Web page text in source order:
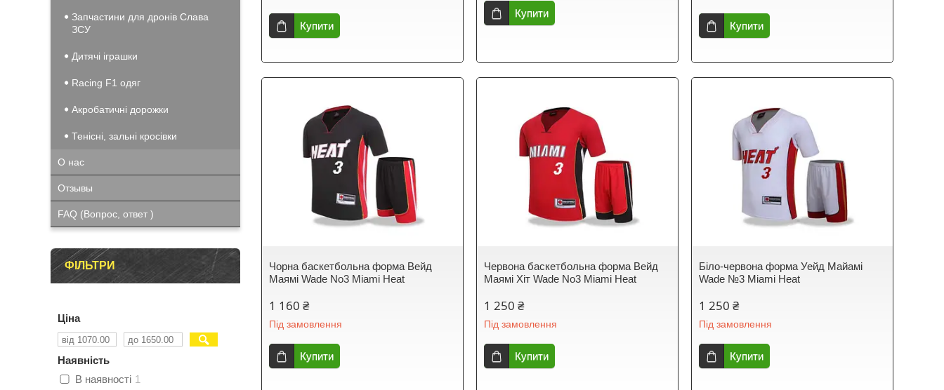
Купити
Купити
Купити
Чорна баскетбольна форма Вейд
Маямі Wade No3 Miami Heat
1 160 ₴
Під замовлення
Купити
Червона баскетбольна форма Вейд
Маямі Хіт Wade No3 Miami Heat
1 250 ₴
Під замовлення
Купити
Біло-червона форма Уейд Майамі
Wade №3 Miami Heat
1 250 ₴
Під замовлення
Купити
Запчастини для дронів Cлава
ЗCУ
Дитячі іграшки
Racing F1 одяг
Акробатичні дорожки
Тенісні, зальні кросівки
О нас
Отзывы
FAQ (Вопрос, ответ )
ФІЛЬТРИ
Ціна
Наявність
В наявності 1